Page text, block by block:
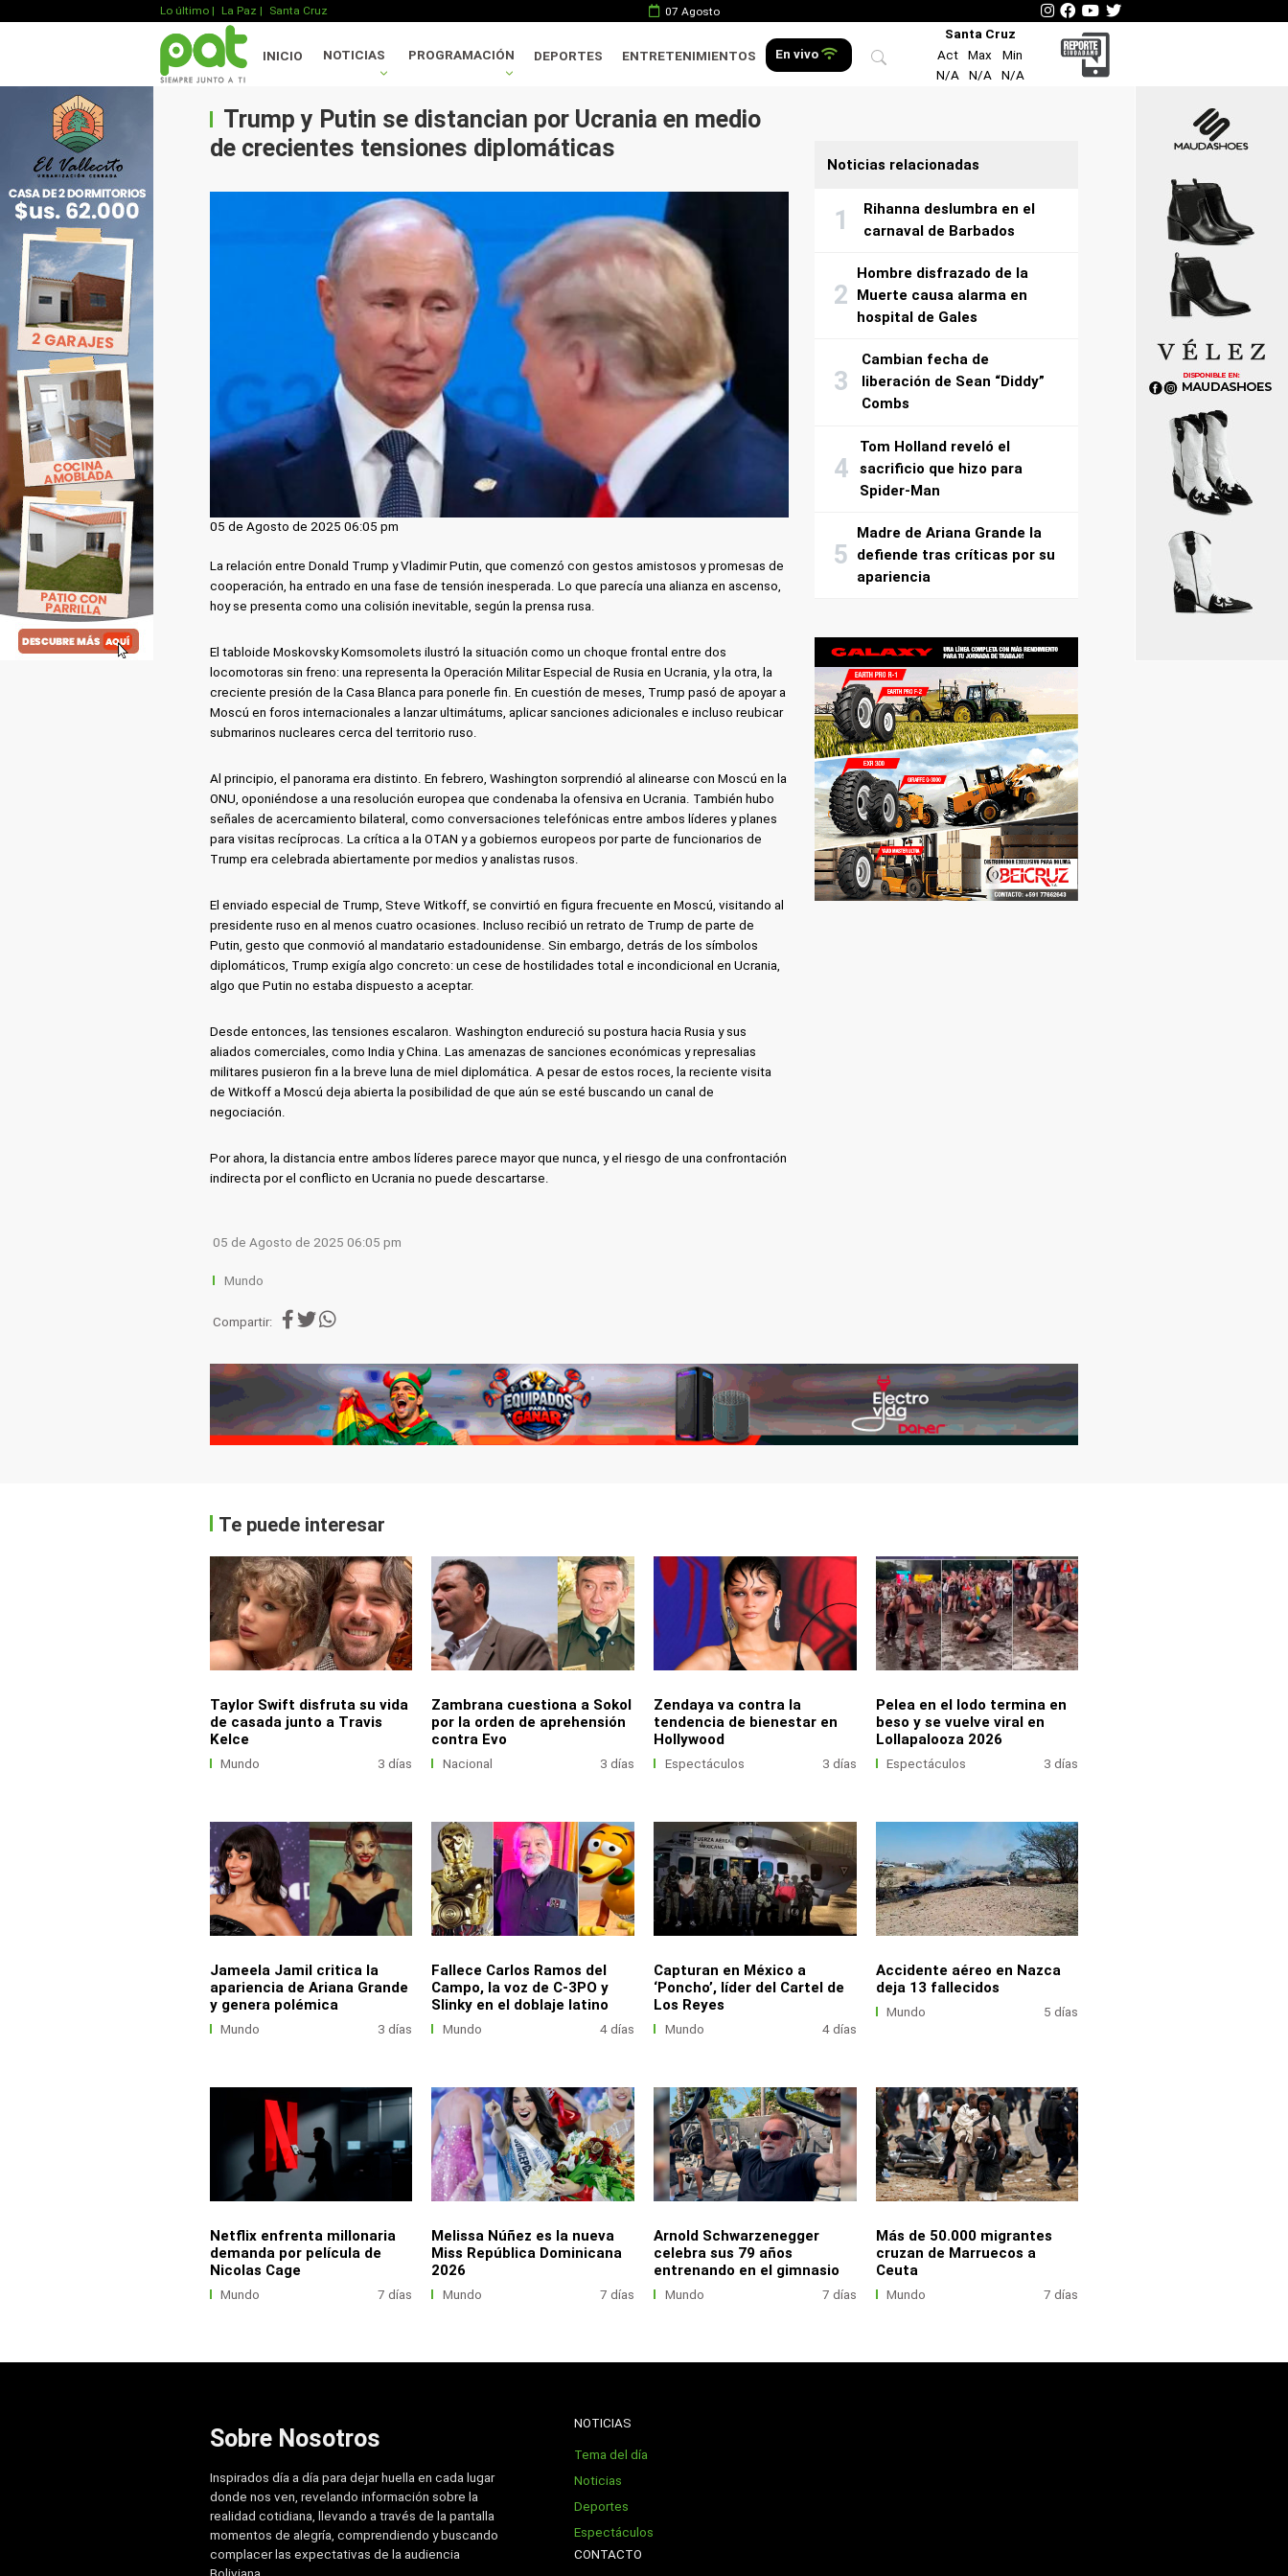
Lo último | La Paz | Santa Cruz 07 Agosto
INICIO NOTICIAS PROGRAMACIÓN DEPORTES ENTRETENIMIENTOS En vivo
Santa Cruz
Act
Max
Min
N/A
N/A N/A
Trump y Putin se distancian por Ucrania en medio
de crecientes tensiones diplomáticas
05 de Agosto de 2025 06:05 pm
La relación entre Donald Trump y Vladimir Putin, que comenzó con gestos amistosos y promesas de
cooperación, ha entrado en una fase de tensión inesperada. Lo que parecía una alianza en ascenso,
hoy se presenta como una colisión inevitable, según la prensa rusa.
El tabloide Moskovsky Komsomolets ilustró la situación como un choque frontal entre dos
locomotoras sin freno: una representa la Operación Militar Especial de Rusia en Ucrania, y la otra, la
creciente presión de la Casa Blanca para ponerle fin. En cuestión de meses, Trump pasó de apoyar a
Moscú en foros internacionales a lanzar ultimátums, aplicar sanciones adicionales e incluso reubicar
submarinos nucleares cerca del territorio ruso.
Al principio, el panorama era distinto. En febrero, Washington sorprendió al alinearse con Moscú en la
ONU, oponiéndose a una resolución europea que condenaba la ofensiva en Ucrania. También hubo
señales de acercamiento bilateral, como conversaciones telefónicas entre ambos líderes y planes
para visitas recíprocas. La crítica a la OTAN y a gobiernos europeos por parte de funcionarios de
Trump era celebrada abiertamente por medios y analistas rusos.
El enviado especial de Trump, Steve Witkoff, se convirtió en figura frecuente en Moscú, visitando al
presidente ruso en al menos cuatro ocasiones. Incluso recibió un retrato de Trump de parte de
Putin, gesto que conmovió al mandatario estadounidense. Sin embargo, detrás de los símbolos
diplomáticos, Trump exigía algo concreto: un cese de hostilidades total e incondicional en Ucrania,
algo que Putin no estaba dispuesto a aceptar.
Desde entonces, las tensiones escalaron. Washington endureció su postura hacia Rusia y sus
aliados comerciales, como India y China. Las amenazas de sanciones económicas y represalias
militares pusieron fin a la breve luna de miel diplomática. A pesar de estos roces, la reciente visita
de Witkoff a Moscú deja abierta la posibilidad de que aún se esté buscando un canal de
negociación.
Por ahora, la distancia entre ambos líderes parece mayor que nunca, y el riesgo de una confrontación
indirecta por el conflicto en Ucrania no puede descartarse.
05 de Agosto de 2025 06:05 pm
Mundo
Compartir:
Noticias relacionadas
Rihanna deslumbra en el
carnaval de Barbados
Hombre disfrazado de la
Muerte causa alarma en
hospital de Gales
Cambian fecha de
liberación de Sean “Diddy”
Combs
Tom Holland reveló el
sacrificio que hizo para
Spider-Man
Madre de Ariana Grande la
defiende tras críticas por su
apariencia
Te puede interesar
Taylor Swift disfruta su vida
de casada junto a Travis
Kelce
Mundo 3 días
Zambrana cuestiona a Sokol
por la orden de aprehensión
contra Evo
Nacional 3 días
Zendaya va contra la
tendencia de bienestar en
Hollywood
Espectáculos 3 días
Pelea en el lodo termina en
beso y se vuelve viral en
Lollapalooza 2026
Espectáculos 3 días
Jameela Jamil critica la
apariencia de Ariana Grande
y genera polémica
Mundo 3 días
Fallece Carlos Ramos del
Campo, la voz de C-3PO y
Slinky en el doblaje latino
Mundo 4 días
Capturan en México a
‘Poncho’, líder del Cartel de
Los Reyes
Mundo 4 días
Accidente aéreo en Nazca
deja 13 fallecidos
Mundo 5 días
Netflix enfrenta millonaria
demanda por película de
Nicolas Cage
Mundo 7 días
Melissa Núñez es la nueva
Miss República Dominicana
2026
Mundo 7 días
Arnold Schwarzenegger
celebra sus 79 años
entrenando en el gimnasio
Mundo 7 días
Más de 50.000 migrantes
cruzan de Marruecos a
Ceuta
Mundo 7 días
Sobre Nosotros
Inspirados día a día para dejar huella en cada lugar
donde nos ven, revelando información sobre la
realidad cotidiana, llevando a través de la pantalla
momentos de alegría, comprendiendo y buscando
complacer las expectativas de la audiencia
NOTICIAS
Tema del día
Noticias
Deportes
Espectáculos
CONTACTO